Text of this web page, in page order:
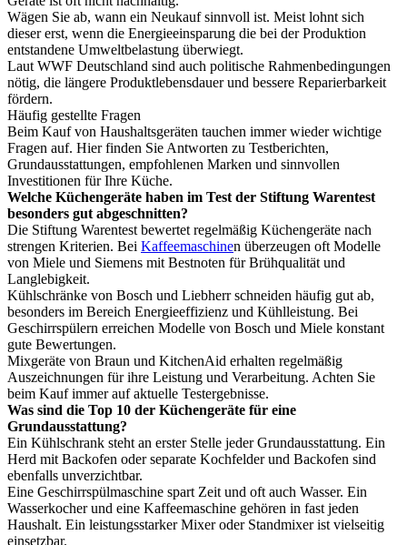
Wägen Sie ab, wann ein Neukauf sinnvoll ist. Meist lohnt sich
dieser erst, wenn die Energieeinsparung die bei der Produktion
entstandene Umweltbelastung überwiegt.
Laut WWF Deutschland sind auch politische Rahmenbedingungen
nötig, die längere Produktlebensdauer und bessere Reparierbarkeit
fördern.
Häufig gestellte Fragen
Beim Kauf von Haushaltsgeräten tauchen immer wieder wichtige
Fragen auf. Hier finden Sie Antworten zu Testberichten,
Grundausstattungen, empfohlenen Marken und sinnvollen
Investitionen für Ihre Küche.
Welche Küchengeräte haben im Test der Stiftung Warentest
besonders gut abgeschnitten?
Die Stiftung Warentest bewertet regelmäßig Küchengeräte nach
strengen Kriterien. Bei Kaffeemaschinen überzeugen oft Modelle
von Miele und Siemens mit Bestnoten für Brühqualität und
Langlebigkeit.
Kühlschränke von Bosch und Liebherr schneiden häufig gut ab,
besonders im Bereich Energieeffizienz und Kühlleistung. Bei
Geschirrspülern erreichen Modelle von Bosch und Miele konstant
gute Bewertungen.
Mixgeräte von Braun und KitchenAid erhalten regelmäßig
Auszeichnungen für ihre Leistung und Verarbeitung. Achten Sie
beim Kauf immer auf aktuelle Testergebnisse.
Was sind die Top 10 der Küchengeräte für eine
Grundausstattung?
Ein Kühlschrank steht an erster Stelle jeder Grundausstattung. Ein
Herd mit Backofen oder separate Kochfelder und Backofen sind
ebenfalls unverzichtbar.
Eine Geschirrspülmaschine spart Zeit und oft auch Wasser. Ein
Wasserkocher und eine Kaffeemaschine gehören in fast jeden
Haushalt. Ein leistungsstarker Mixer oder Standmixer ist vielseitig
einsetzbar.